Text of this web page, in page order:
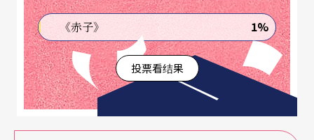
美金八百元，一天下来收入不超过三千元美金，听
说周末人数会多一倍。依此推算，两周下来参与观
众人次约五千人次，总收入约是四万美金，折合新
台币一百三，四十万元。
回家后又推算了成本，除了现场演出的费用外，还
《赤子》 1%
投票看结果